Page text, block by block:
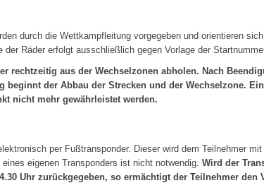
durch die Wettkampfleitung vorgegeben und orientieren
der Räder erfolgt ausschließlich gegen Vorlage der
rechtzeitig aus der Wechselzonen abholen. Nach
beginnt der Abbau der Strecken und der Wechselzone.
nicht mehr gewährleistet werden.
per Fußtransponder. Dieser wird dem Teilnehmer
eigenen Transponders ist nicht notwendig. Wird der
Uhr zurückgegeben, so ermächtigt der Teilnehmer den